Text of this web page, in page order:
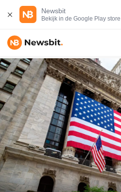
Newsbit
Bekijk in de Google Play store